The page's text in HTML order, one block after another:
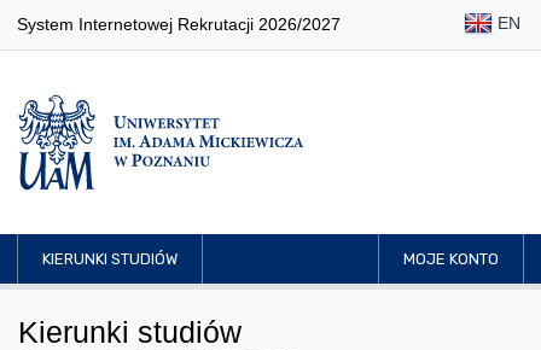
System Internetowej Rekrutacji 2026/2027 EN
KIERUNKI STUDIÓW MOJE KONTO
Kierunki studiów